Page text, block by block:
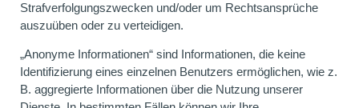
Strafverfolgungszwecken und/oder um Rechtsansprüche
auszuüben oder zu verteidigen.
„Anonyme Informationen“ sind Informationen, die keine
Identifizierung eines einzelnen Benutzers ermöglichen, wie z.
B. aggregierte Informationen über die Nutzung unserer